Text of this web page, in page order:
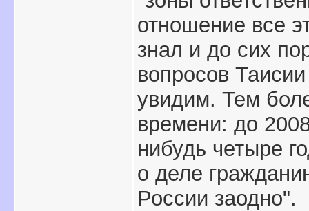
отношение все
знал и до сих
вопросов
увидим. Тем
времени: до
нибудь четыре
о деле
России заодно".